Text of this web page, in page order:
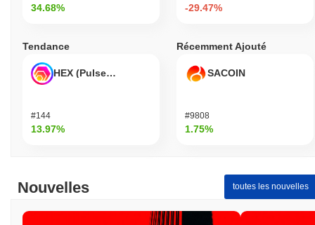
34.68% -29.47%
Tendance
HEX (Pulsechain)
#144
13.97%
Récemment Ajouté
SACOIN
#9808
1.75%
Nouvelles toutes les nouvelles